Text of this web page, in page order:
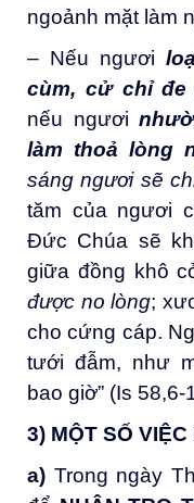
ngoảnh mặt làm
– Nếu ngươi
cùm, cử chỉ
nếu ngươi
làm thoả lòng
sáng ngươi sẽ
tăm của ngươi
Đức Chúa sẽ
giữa đồng khô
được no lòng;
cho cứng cáp.
tưới đẫm, như
bao giờ” (Is 58,6-
3) MỘT SỐ
a) Trong ngày